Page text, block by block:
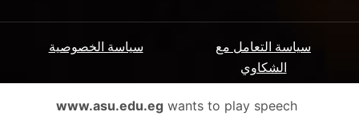
سياسة الخصوصية
سياسة التعامل مع
الشكاوي
الأسئلة الشائعة ميثاق المتعاملين www.asu.edu.egwants to play speech